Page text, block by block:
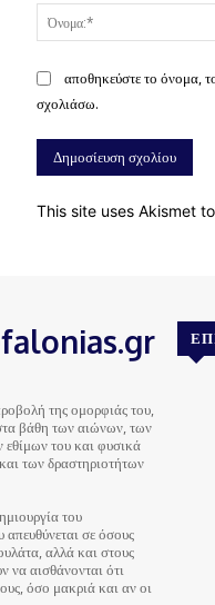
αποθηκεύστε το όνομα,
σχολιάσω.
This site uses Akismet
της ομορφιάς του,
βάθη των αιώνων, των
του και φυσικά
των δραστηριοτήτων
του
σε όσους
αλλά και στους
να αισθάνονται ότι
όσο μακριά και αν οι